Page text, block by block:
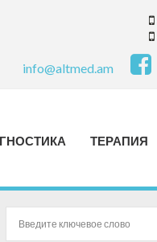
info@altmed.am
ТЕРАПИЯ